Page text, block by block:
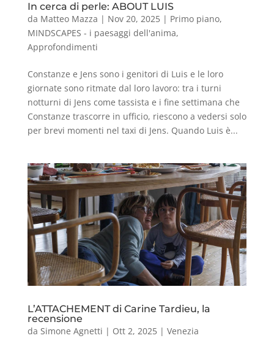
In cerca di perle: ABOUT LUIS
da Matteo Mazza | Nov 20, 2025| Primo piano,
MINDSCAPES - i paesaggi dell'anima,
Approfondimenti
Constanze e Jens sono i genitori di Luis e le loro
giornate sono ritmate dal loro lavoro: tra i turni
notturni di Jens come tassista e i fine settimana che
Constanze trascorre in ufficio, riescono a vedersi solo
per brevi momenti nel taxi di Jens. Quando Luis è...
L’ATTACHEMENT di Carine Tardieu, la
recensione
da Simone Agnetti | Ott 2, 2025| Venezia